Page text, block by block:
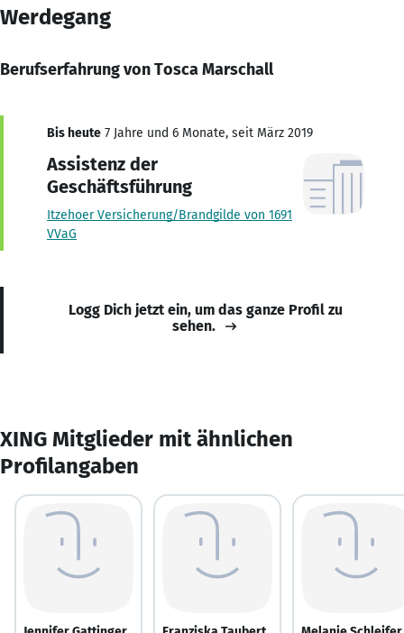
Werdegang
Berufserfahrung von Tosca Marschall
Bis heute 7 Jahre und 6 Monate, seit März 2019
Assistenz der
Geschäftsführung
Itzehoer Versicherung/Brandgilde von 1691
VVaG
Logg Dich jetzt ein, um das ganze Profil zu
sehen.
XING Mitglieder mit ähnlichen
Profilangaben